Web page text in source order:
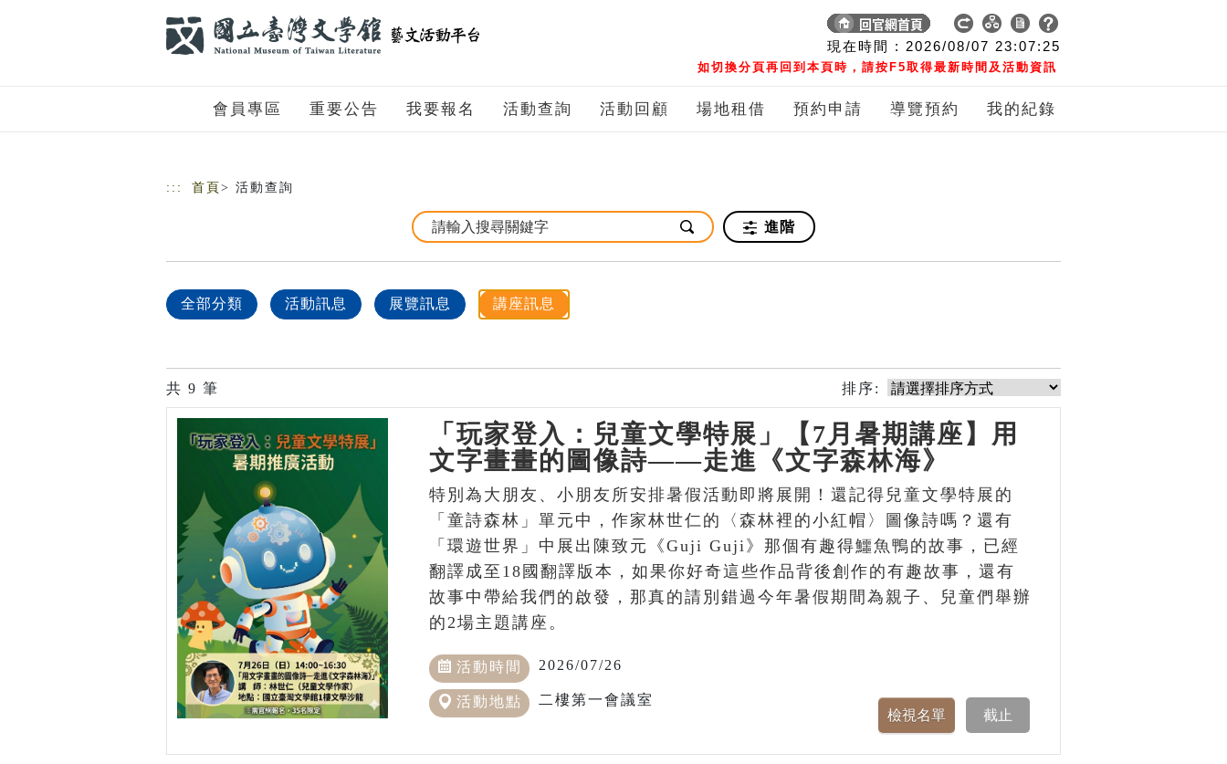
現在時間 : 2026/08/07 23:07:26
如切換分頁再回到本頁時，請按F5取得最新時間及活動資訊
會員專區 重要公告 我要報名 活動查詢 活動回顧 場地租借 預約申請 導覽預約 我的紀錄
::: 首頁 > 活動查詢
進階
全部分類 活動訊息 展覽訊息 講座訊息
共 9 筆 排序:
「玩家登入：兒童文學特展」【7月暑期講座】用
文字畫畫的圖像詩——走進《文字森林海》
特別為大朋友、小朋友所安排暑假活動即將展開！還記得兒童文學特展的
「童詩森林」單元中，作家林世仁的〈森林裡的小紅帽〉圖像詩嗎？還有
「環遊世界」中展出陳致元《Guji Guji》那個有趣得鱷魚鴨的故事，已經
翻譯成至18國翻譯版本，如果你好奇這些作品背後創作的有趣故事，還有
故事中帶給我們的啟發，那真的請別錯過今年暑假期間為親子、兒童們舉辦
的2場主題講座。
活動時間 2026/07/26
活動地點 二樓第一會議室